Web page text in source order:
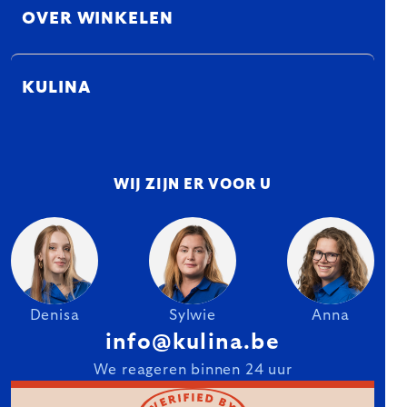
OVER WINKELEN
KULINA
WIJ ZIJN ER VOOR U
Denisa Sylwie Anna
info@kulina.be
We reageren binnen 24 uur